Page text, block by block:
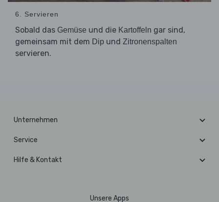
6. Servieren
Sobald das Gemüse und die Kartoffeln gar sind,
gemeinsam mit dem Dip und Zitronenspalten
servieren.
Unternehmen
Service
Hilfe & Kontakt
Unsere Apps